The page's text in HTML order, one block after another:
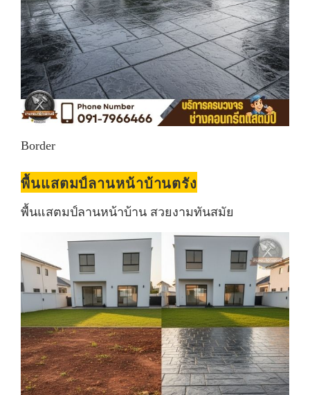
Border
พื้นแสตมป์ลานหน้าบ้านตรัง
พื้นแสตมป์ลานหน้าบ้าน สวยงามทันสมัย